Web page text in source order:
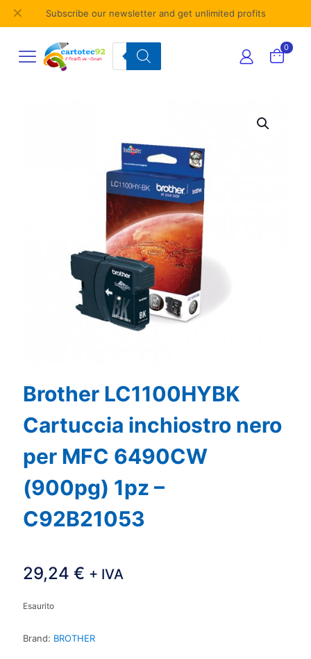
Subscribe our newsletter and get unlimited profits
✕
Products
search
0
Brother LC1100HYBK
Cartuccia inchiostro nero
per MFC 6490CW
(900pg) 1pz –
C92B21053
29,24 € + IVA
Esaurito
Brand: BROTHER